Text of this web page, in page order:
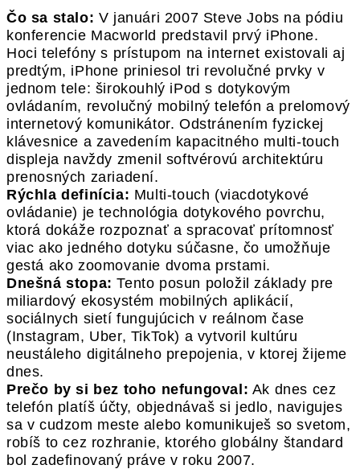
Čo sa stalo: V januári 2007 Steve Jobs na pódiu
konferencie Macworld predstavil prvý iPhone.
Hoci telefóny s prístupom na internet existovali aj
predtým, iPhone priniesol tri revolučné prvky v
jednom tele: širokouhlý iPod s dotykovým
ovládaním, revolučný mobilný telefón a prelomový
internetový komunikátor. Odstránením fyzickej
klávesnice a zavedením kapacitného multi-touch
displeja navždy zmenil softvérovú architektúru
prenosných zariadení.
Rýchla definícia: Multi-touch (viacdotykové
ovládanie) je technológia dotykového povrchu,
ktorá dokáže rozpoznať a spracovať prítomnosť
viac ako jedného dotyku súčasne, čo umožňuje
gestá ako zoomovanie dvoma prstami.
Dnešná stopa: Tento posun položil základy pre
miliardový ekosystém mobilných aplikácií,
sociálnych sietí fungujúcich v reálnom čase
(Instagram, Uber, TikTok) a vytvoril kultúru
neustáleho digitálneho prepojenia, v ktorej žijeme
dnes.
Prečo by si bez toho nefungoval: Ak dnes cez
telefón platíš účty, objednávaš si jedlo, navigujes
sa v cudzom meste alebo komunikuješ so svetom,
robíš to cez rozhranie, ktorého globálny štandard
bol zadefinovaný práve v roku 2007.